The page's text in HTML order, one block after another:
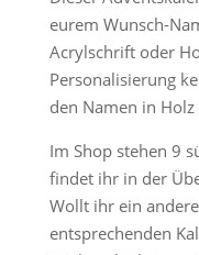
eurem Wunsch-
Acrylschrift oder
Personalisierung
den Namen in Holz
Im Shop stehen 9
findet ihr in der
Wollt ihr ein
entsprechenden